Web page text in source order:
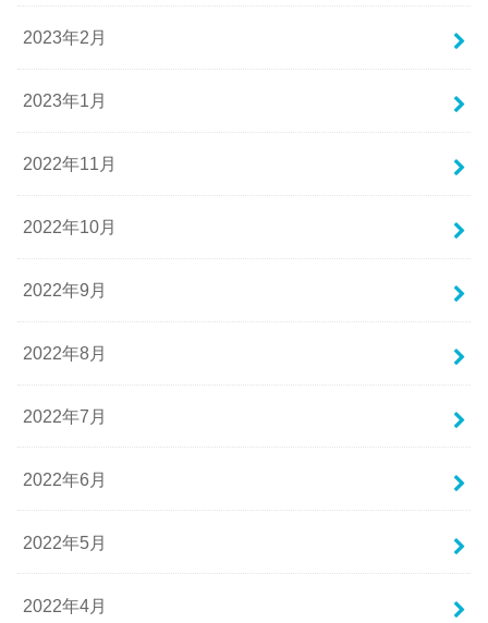
2023年2月
2023年1月
2022年11月
2022年10月
2022年9月
2022年8月
2022年7月
2022年6月
2022年5月
2022年4月